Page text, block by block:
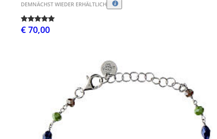
DEMNÄCHST WIEDER ERHÄLTLICH
€ 70,00